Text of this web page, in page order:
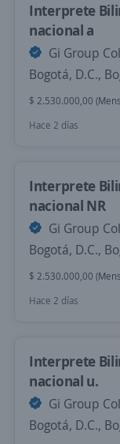
Interprete
nacional a
Gi Group
Bogotá, D.C.,
$ 2.530.000,00
Hace 2 días
Interprete
nacional NR
Gi Group
Bogotá, D.C.,
$ 2.530.000,00
Hace 2 días
Interprete
nacional u.
Gi Group
Bogotá, D.C.,